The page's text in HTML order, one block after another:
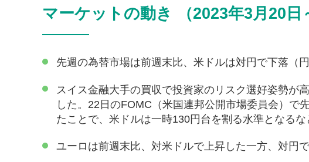
マーケットの動き （2023年3月20日
先週の為替市場は前週末比、米ドルは対円で下落（円
スイス金融大手の買収で投資家のリスク選好姿勢が
した。22日のFOMC（米国連邦公開市場委員会）で
たことで、米ドルは一時130円台を割る水準となる
ユーロは前週末比、対米ドルで上昇した一方、対円